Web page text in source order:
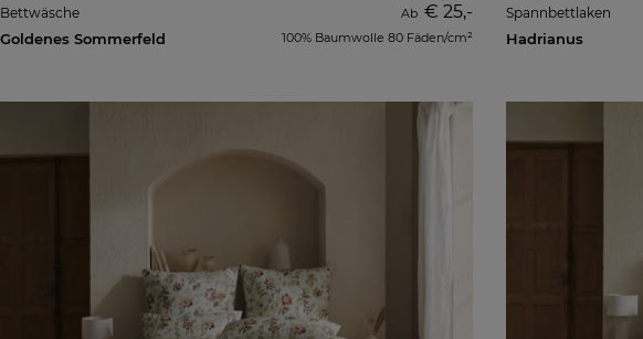
Bettwäsche
Goldenes Sommerfeld
Ab € 25,-
100% Baumwolle 80 Fäden/cm²
Spannbettlaken
Hadrianus